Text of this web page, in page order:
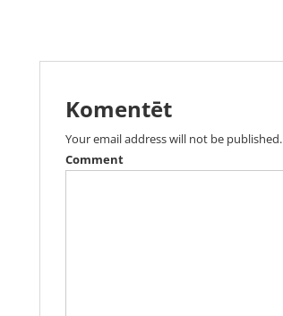
Komentēt
Your email address will not be published.
Comment